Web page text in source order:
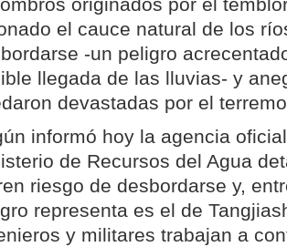
originados por el
el cauce natural de los
-un peligro
llegada de las lluvias- y
devastadas por el
informó hoy la agencia
de Recursos del Agua
riesgo de desbordarse y,
representa es el de
y militares trabajan a